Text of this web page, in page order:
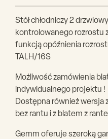
Stół chłodniczy 2
kontrolowanego rozrostu
funkcją opóźnienia
TALH/16S
Możliwość zamówienia
indywidualnego projektu !
Dostępna również wersja
bez rantu i z blatem z
Gemm oferuje szeroką